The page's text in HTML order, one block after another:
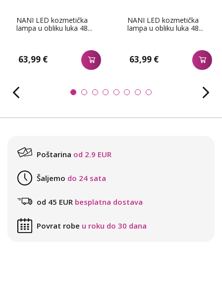
NANI LED kozmetička
lampa u obliku luka 48...
63,99 €
NANI LED kozmetička
lampa u obliku luka 48...
63,99 €
Poštarina od 2.9 EUR
Šaljemo do 24 sata
od 45 EUR besplatna dostava
Povrat robe u roku do 30 dana